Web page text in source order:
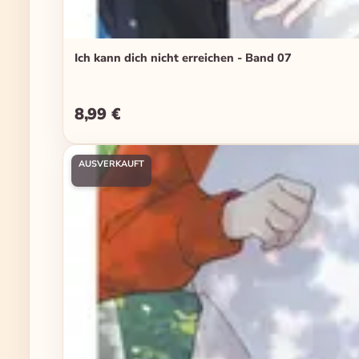
Ich kann dich nicht erreichen - Band 07
Regulärer Preis:
8,99 €
AUSVERKAUFT